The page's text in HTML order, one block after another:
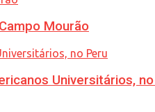
Mourão
Universitários,